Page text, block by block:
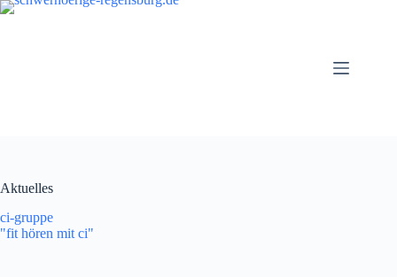
Zum
Aktuelles
ci-gruppe
"fit hören mit ci"